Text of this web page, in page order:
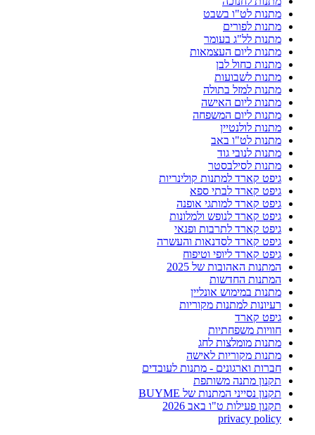
מתנות לט"ו בשבט
מתנות לפורים
מתנות לל"ג בעומר
מתנות ליום העצמאות
מתנות כחול לבן
מתנות לשבועות
מתנות למזל בתולה
מתנות ליום האישה
מתנות ליום המשפחה
מתנות לולנטיין
מתנות לט"ו באב
מתנות לנובי גוד
מתנות לסילבסטר
גיפט קארד למתנות קולינריות
גיפט קארד לבתי ספא
גיפט קארד למותגי אופנה
גיפט קארד לנופש ולמלונות
גיפט קארד לתרבות ופנאי
גיפט קארד לסדנאות והעשרה
גיפט קארד ליופי וטיפוח
המתנות האהובות של 2025
המתנות החדשות
מתנות במימוש אונליין
רעיונות למתנות מקוריות
גיפט קארד
חוויות משפחתיות
מתנות מומלצות לחג
מתנות מקוריות לאישה
חברות וארגונים - מתנות לעובדים
תקנון מתנה משותפת
תקנון נסייני המתנות של BUYME
תקנון פעילות ט"ו באב 2026
privacy policy